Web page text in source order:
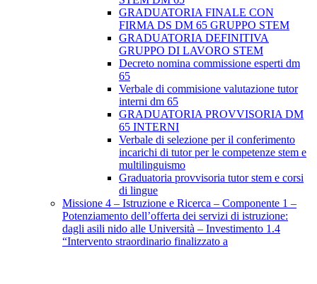
GRADUATORIA FINALE CON
FIRMA DS DM 65 GRUPPO STEM
GRADUATORIA DEFINITIVA
GRUPPO DI LAVORO STEM
Decreto nomina commissione esperti dm
65
Verbale di commisione valutazione tutor
interni dm 65
GRADUATORIA PROVVISORIA DM
65 INTERNI
Verbale di selezione per il conferimento
incarichi di tutor per le competenze stem e
multilinguismo
Graduatoria provvisoria tutor stem e corsi
di lingue
Missione 4 – Istruzione e Ricerca – Componente 1 –
Potenziamento dell’offerta dei servizi di istruzione:
dagli asili nido alle Università – Investimento 1.4
“Intervento straordinario finalizzato a